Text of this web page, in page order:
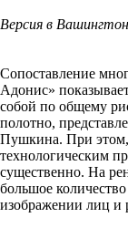
Версия в
Сопоставление
Адонис»
собой по общему
полотно,
Пушкина. При этом,
технологическим
существенно. На
большое
изображении лиц и